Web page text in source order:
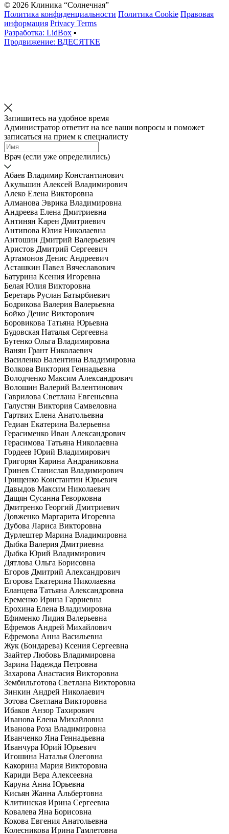
© 2026 Клиника “Солнечная”
Политика конфиденциальности Политика Cookie Правовая
информация Privacy Terms
Разработка: LidBox ▪
Продвижение: ВДЕСЯТКЕ
Запишитесь на удобное время
Администратор ответит на все ваши вопросы и поможет
записаться на прием к специалисту
Врач (если уже определились)
Абаев Владимир Константинович
Акульшин Алексей Владимирович
Алеко Елена Викторовна
Алманова Эврика Владимировна
Андреева Елена Дмитриевна
Антинян Карен Дмитриевич
Антипова Юлия Николаевна
Антошин Дмитрий Валерьевич
Аристов Дмитрий Сергеевич
Артамонов Денис Андреевич
Асташкин Павел Вячеславович
Батурина Ксения Игоревна
Белая Юлия Викторовна
Беретарь Руслан Батырбиевич
Бодрикова Валерия Валерьевна
Бойко Денис Викторович
Боровикова Татьяна Юрьевна
Будовская Наталья Сергеевна
Бутенко Ольга Владимировна
Ванян Грант Николаевич
Василенко Валентина Владимировна
Волкова Виктория Геннадьевна
Володченко Максим Александрович
Волошин Валерий Валентинович
Гаврилова Светлана Евгеньевна
Галустян Виктория Самвеловна
Гартвих Елена Анатольевна
Гедиан Екатерина Валерьевна
Герасименко Иван Александрович
Герасимова Татьяна Николаевна
Гордеев Юрий Владимирович
Григорян Карина Андраниковна
Гринев Станислав Владимирович
Грищенко Константин Юрьевич
Давыдов Максим Николаевич
Дащян Сусанна Геворковна
Дмитренко Георгий Дмитриевич
Довженко Маргарита Игоревна
Дубова Лариса Викторовна
Дурлештер Марина Владимировна
Дыбка Валерия Дмитриевна
Дыбка Юрий Владимирович
Дятлова Ольга Борисовна
Егоров Дмитрий Александрович
Егорова Екатерина Николаевна
Еланцева Татьяна Александровна
Еременко Ирина Гарриевна
Ерохина Елена Владимировна
Ефименко Лидия Валерьевна
Ефремов Андрей Михайлович
Ефремова Анна Васильевна
Жук (Бондарева) Ксения Сергеевна
Заайтер Любовь Владимировна
Зарина Надежда Петровна
Захарова Анастасия Викторовна
Зембильготова Светлана Викторовна
Зинкин Андрей Николаевич
Зотова Светлана Викторовна
Ибаков Анзор Тахирович
Иванова Елена Михайловна
Иванова Роза Владимировна
Иванченко Яна Геннадьевна
Иванчура Юрий Юрьевич
Игошина Наталья Олеговна
Какорина Мария Викторовна
Кариди Вера Алексеевна
Каруна Анна Юрьевна
Кисьян Жанна Альбертовна
Клитинская Ирина Сергеевна
Ковалева Яна Борисовна
Кокова Евгения Анатольевна
Колесникова Ирина Гамлетовна